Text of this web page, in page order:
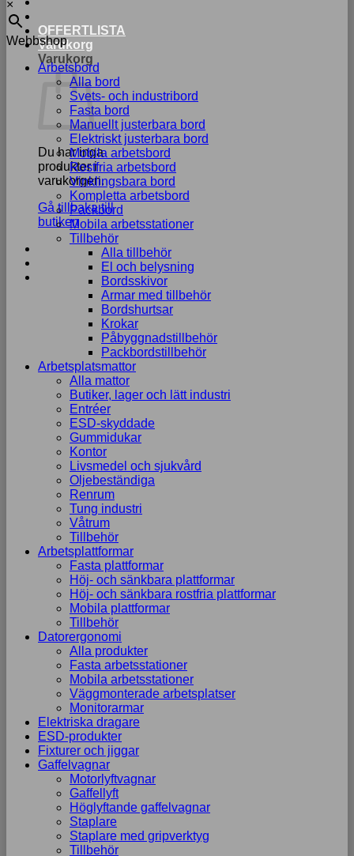
OFFERTLISTA
Varukorg
Varukorg
Du har inga
produkter i
varukorgen.
Gå tillbaka till
butiken
×
Webbshop
Arbetsbord
Alla bord
Svets- och industribord
Fasta bord
Manuellt justerbara bord
Elektriskt justerbara bord
Mobila arbetsbord
Rostfria arbetsbord
Vinklingsbara bord
Kompletta arbetsbord
Packbord
Mobila arbetsstationer
Tillbehör
Alla tillbehör
El och belysning
Bordsskivor
Armar med tillbehör
Bordshurtsar
Krokar
Påbyggnadstillbehör
Packbordstillbehör
Arbetsplatsmattor
Alla mattor
Butiker, lager och lätt industri
Entréer
ESD-skyddade
Gummidukar
Kontor
Livsmedel och sjukvård
Oljebeständiga
Renrum
Tung industri
Våtrum
Tillbehör
Arbetsplattformar
Fasta plattformar
Höj- och sänkbara plattformar
Höj- och sänkbara rostfria plattformar
Mobila plattformar
Tillbehör
Datorergonomi
Alla produkter
Fasta arbetsstationer
Mobila arbetsstationer
Väggmonterade arbetsplatser
Monitorarmar
Elektriska dragare
ESD-produkter
Fixturer och jiggar
Gaffelvagnar
Motorlyftvagnar
Gaffellyft
Höglyftande gaffelvagnar
Staplare
Staplare med gripverktyg
Tillbehör